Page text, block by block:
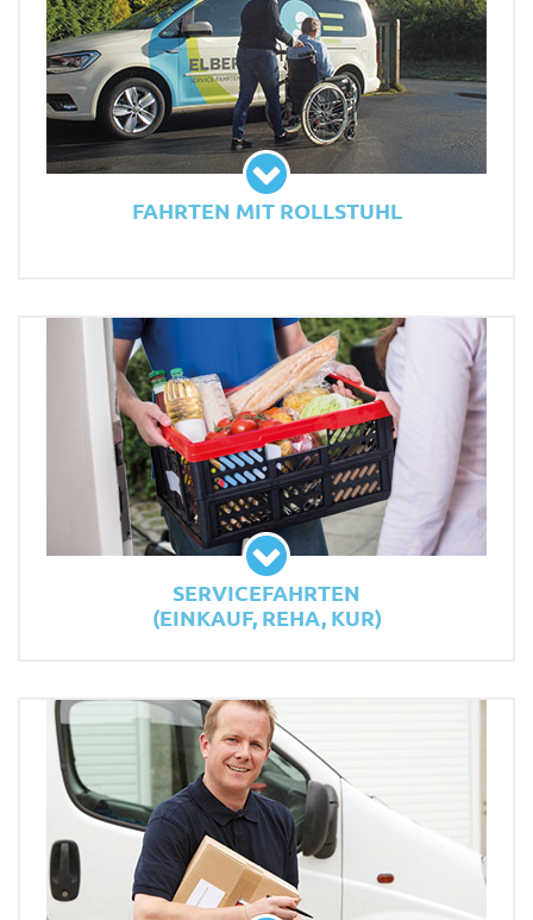
FAHRTEN MIT ROLLSTUHL
SERVICEFAHRTEN
(EINKAUF, REHA, KUR)